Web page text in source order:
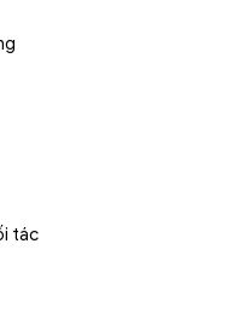
tác